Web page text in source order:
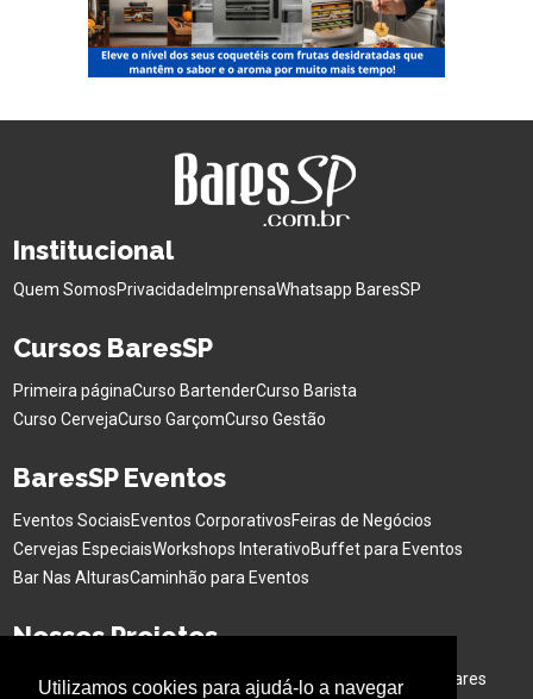
Utilizamos cookies para ajudá-lo a navegar
Institucional
Quem SomosPrivacidade ImprensaWhatsapp BaresSP
Cursos BaresSP
Primeira páginaCurso BartenderCurso Barista
Curso CervejaCurso GarçomCurso Gestão
BaresSP Eventos
Eventos SociaisEventos CorporativosFeiras de Negócios
Cervejas EspeciaisWorkshops InterativoBuffet para Eventos
Bar Nas AlturasCaminhão para Eventos
Nossos Projetos
Experiência Gastronômica Família no Parque Ativação em Bares